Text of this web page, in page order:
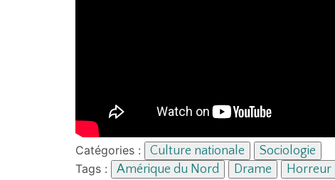
Catégories : Culture nationale
Sociologie
Tags :
Amérique du Nord Drame
Horreur